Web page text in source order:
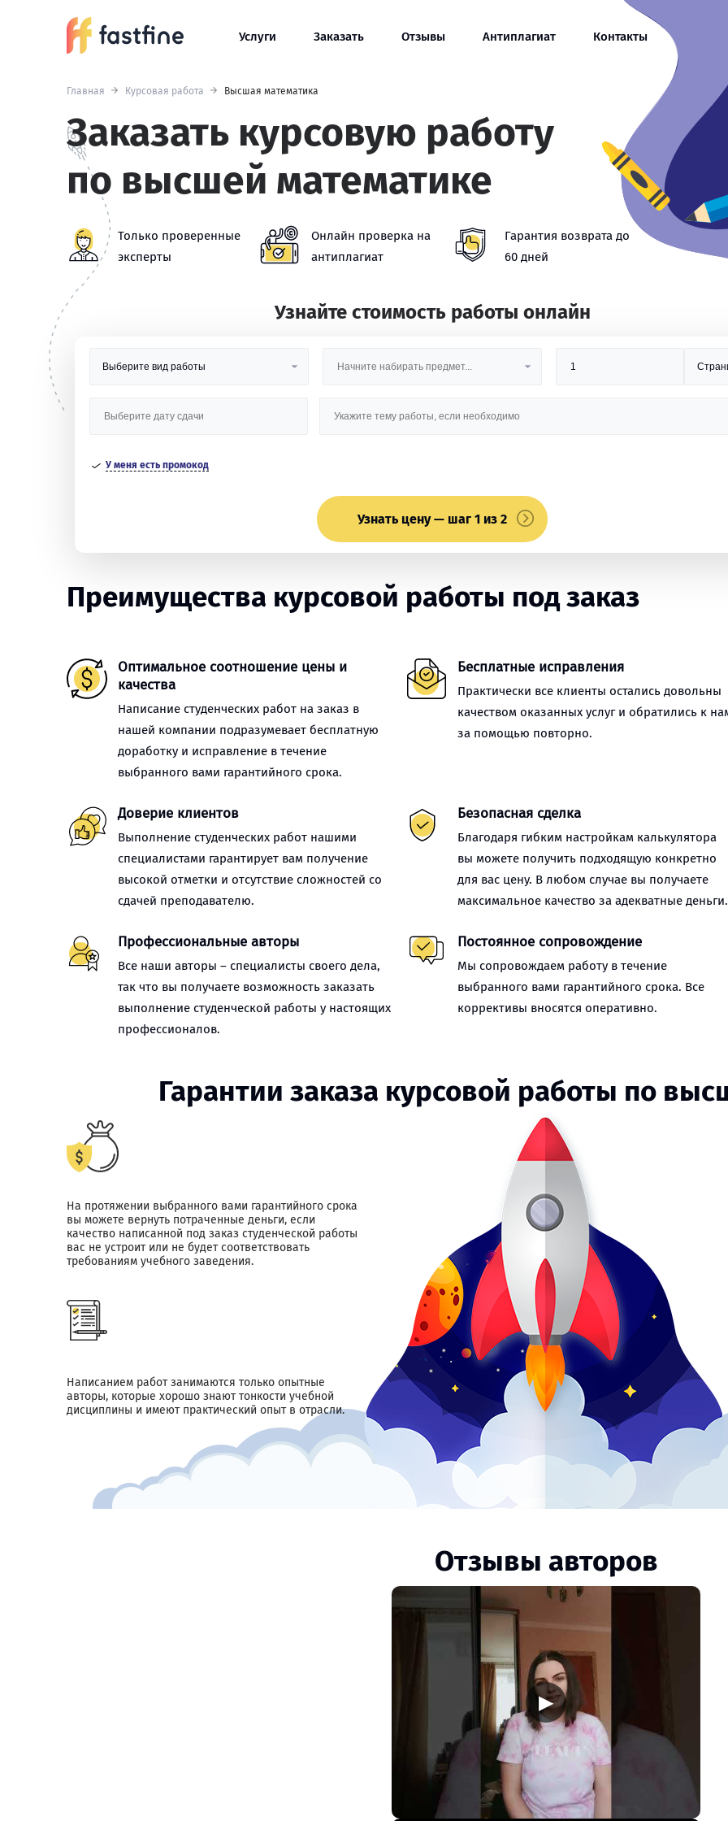
Услуги Заказать Отзывы Антиплагиат Контакты
Главная Курсовая работа Высшая математика
Заказать курсовую работу
по высшей математике
Только проверенные
эксперты
Онлайн проверка на
антиплагиат
Гарантия возврата до
60 дней
Узнайте стоимость работы онлайн
У меня есть промокод
Узнать цену — шаг 1 из 2
Преимущества курсовой работы под заказ
Оптимальное соотношение цены и
качества
Написание студенческих работ на заказ в
нашей компании подразумевает бесплатную
доработку и исправление в течение
выбранного вами гарантийного срока.
Бесплатные исправления
Практически все клиенты остались довольны
качеством оказанных услуг и обратились к
за помощью повторно.
Доверие клиентов
Выполнение студенческих работ нашими
специалистами гарантирует вам получение
высокой отметки и отсутствие сложностей со
сдачей преподавателю.
Безопасная сделка
Благодаря гибким настройкам калькулятора
вы можете получить подходящую конкретно
для вас цену. В любом случае вы получаете
максимальное качество за адекватные деньги.
Профессиональные авторы
Все наши авторы – специалисты своего дела,
так что вы получаете возможность заказать
выполнение студенческой работы у настоящих
профессионалов.
Постоянное сопровождение
Мы сопровождаем работу в течение
выбранного вами гарантийного срока. Все
коррективы вносятся оперативно.
Гарантии заказа курсовой работы по
На протяжении выбранного вами гарантийного срока
вы можете вернуть потраченные деньги, если
качество написанной под заказ студенческой работы
вас не устроит или не будет соответствовать
требованиям учебного заведения.
Написанием работ занимаются только опытные
авторы, которые хорошо знают тонкости учебной
дисциплины и имеют практический опыт в отрасли.
Отзывы авторов
▶